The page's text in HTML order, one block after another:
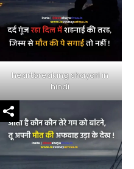
heartbreaking shayari in
hindi